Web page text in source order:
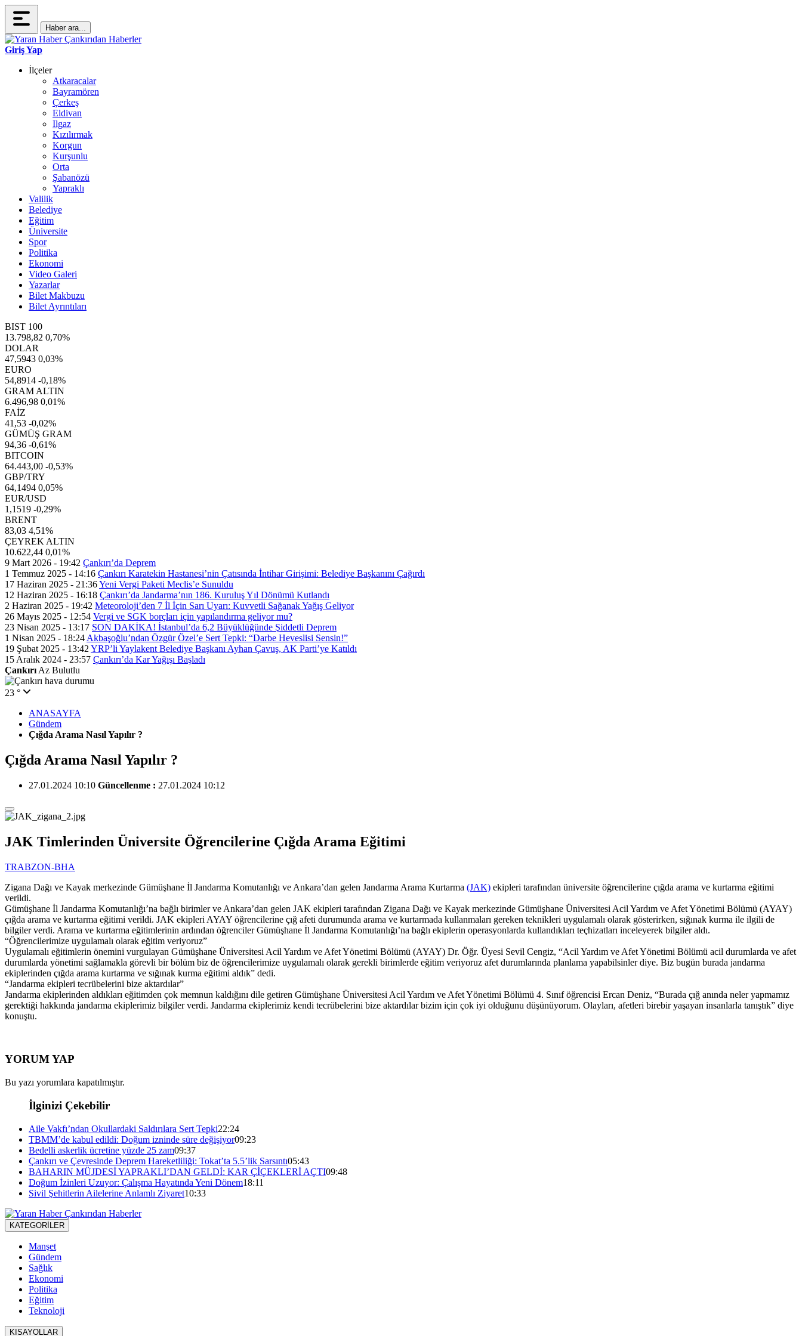
Haber ara...
Giriş Yap
İlçeler
Atkaracalar
Bayramören
Çerkeş
Eldivan
Ilgaz
Kızılırmak
Korgun
Kurşunlu
Orta
Şabanözü
Yapraklı
Valilik
Belediye
Eğitim
Üniversite
Spor
Politika
Ekonomi
Video Galeri
Yazarlar
Bilet Makbuzu
Bilet Ayrıntıları
BIST 100
13.798,82 0,70%
DOLAR
47,5943 0,03%
EURO
54,8914 -0,18%
GRAM ALTIN
6.496,98 0,01%
FAİZ
41,53 -0,02%
GÜMÜŞ GRAM
94,36 -0,61%
BITCOIN
64.443,00 -0,53%
GBP/TRY
64,1494 0,05%
EUR/USD
1,1519 -0,29%
BRENT
83,03 4,51%
ÇEYREK ALTIN
10.622,44 0,01%
9 Mart 2026 - 19:42 Çankırı’da Deprem
1 Temmuz 2025 - 14:16 Çankırı Karatekin Hastanesi’nin Çatısında İntihar Girişimi: Belediye Başkanını Çağırdı
17 Haziran 2025 - 21:36Yeni Vergi Paketi Meclis’e Sunuldu
12 Haziran 2025 - 16:18 Çankırı’da Jandarma’nın 186. Kuruluş Yıl Dönümü Kutlandı
2 Haziran 2025 - 19:42 Meteoroloji’den 7 İl İçin Sarı Uyarı: Kuvvetli Sağanak Yağış Geliyor
26 Mayıs 2025 - 12:54 Vergi ve SGK borçları için yapılandırma geliyor mu?
23 Nisan 2025 - 13:17 SON DAKİKA! İstanbul’da 6,2 Büyüklüğünde Şiddetli Deprem
1 Nisan 2025 - 18:24 Akbaşoğlu’ndan Özgür Özel’e Sert Tepki: “Darbe Heveslisi Sensin!”
19 Şubat 2025 - 13:42 YRP’li Yaylakent Belediye Başkanı Ayhan Çavuş, AK Parti’ye Katıldı
15 Aralık 2024 - 23:57 Çankırı’da Kar Yağışı Başladı
Çankırı Az Bulutlu
23 °
ANASAYFA
Gündem
Çığda Arama Nasıl Yapılır ?
Çığda Arama Nasıl Yapılır ?
27.01.2024 10:10 Güncellenme : 27.01.2024 10:12
JAK Timlerinden Üniversite Öğrencilerine Çığda Arama Eğitimi
TRABZON-BHA
Zigana Dağı ve Kayak merkezinde Gümüşhane İl Jandarma Komutanlığı ve Ankara’dan gelen Jandarma Arama Kurtarma (JAK) ekipleri tarafından üniversite öğrencilerine çığda arama ve kurtarma eğitimi
verildi.
Gümüşhane İl Jandarma Komutanlığı’na bağlı birimler ve Ankara’dan gelen JAK ekipleri tarafından Zigana Dağı ve Kayak merkezinde Gümüşhane Üniversitesi Acil Yardım ve Afet Yönetimi Bölümü (AYAY)
çığda arama ve kurtarma eğitimi verildi. JAK ekipleri AYAY öğrencilerine çığ afeti durumunda arama ve kurtarmada kullanmaları gereken teknikleri uygulamalı olarak gösterirken, sığınak kurma ile ilgili de
bilgiler verdi. Arama ve kurtarma eğitimlerinin ardından öğrenciler Gümüşhane İl Jandarma Komutanlığı’na bağlı ekiplerin operasyonlarda kullandıkları teçhizatları inceleyerek bilgiler aldı.
“Öğrencilerimize uygulamalı olarak eğitim veriyoruz”
Uygulamalı eğitimlerin önemini vurgulayan Gümüşhane Üniversitesi Acil Yardım ve Afet Yönetimi Bölümü (AYAY) Dr. Öğr. Üyesi Sevil Cengiz, “Acil Yardım ve Afet Yönetimi Bölümü acil durumlarda ve afet
durumlarda yönetimi sağlamakla görevli bir bölüm biz de öğrencilerimize uygulamalı olarak gerekli birimlerde eğitim veriyoruz afet durumlarında planlama yapabilsinler diye. Biz bugün burada jandarma
ekiplerinden çığda arama kurtarma ve sığınak kurma eğitimi aldık” dedi.
“Jandarma ekipleri tecrübelerini bize aktardılar”
Jandarma ekiplerinden aldıkları eğitimden çok memnun kaldığını dile getiren Gümüşhane Üniversitesi Acil Yardım ve Afet Yönetimi Bölümü 4. Sınıf öğrencisi Ercan Deniz, “Burada çığ anında neler yapmamız
gerektiği hakkında jandarma ekiplerimiz bilgiler verdi. Jandarma ekiplerimiz kendi tecrübelerini bize aktardılar bizim için çok iyi olduğunu düşünüyorum. Olayları, afetleri birebir yaşayan insanlarla tanıştık” diye
konuştu.
YORUM YAP
Bu yazı yorumlara kapatılmıştır.
İlginizi Çekebilir
Aile Vakfı’ndan Okullardaki Saldırılara Sert Tepki22:24
TBMM’de kabul edildi: Doğum izninde süre değişiyor09:23
Bedelli askerlik ücretine yüzde 25 zam09:37
Çankırı ve Çevresinde Deprem Hareketliliği: Tokat’ta 5.5’lik Sarsıntı05:43
BAHARIN MÜJDESİ YAPRAKLI’DAN GELDİ: KAR ÇİÇEKLERİ AÇTI09:48
Doğum İzinleri Uzuyor: Çalışma Hayatında Yeni Dönem18:11
Sivil Şehitlerin Ailelerine Anlamlı Ziyaret10:33
KATEGORİLER
Manşet
Gündem
Sağlık
Ekonomi
Politika
Eğitim
Teknoloji
KISAYOLLAR